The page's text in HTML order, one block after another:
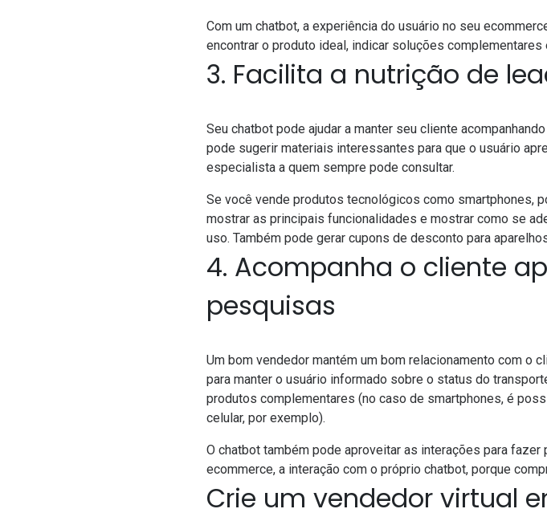
Com um chatbot, a experiência do usuário no seu
encontrar o produto ideal, indicar soluções
3. Facilita a nutrição de
Seu chatbot pode ajudar a manter seu cliente
pode sugerir materiais interessantes para que o usuário
especialista a quem sempre pode consultar.
Se você vende produtos tecnológicos como smartphones,
mostrar as principais funcionalidades e mostrar como se
uso. Também pode gerar cupons de desconto para
4. Acompanha o cliente
pesquisas
Um bom vendedor mantém um bom relacionamento com o
para manter o usuário informado sobre o status do
produtos complementares (no caso de smartphones, é
celular, por exemplo).
O chatbot também pode aproveitar as interações para
ecommerce, a interação com o próprio chatbot, porque
Crie um vendedor virtual